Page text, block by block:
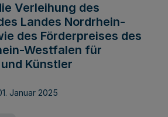
Verleihung des
Landes Nordrhein-
des Förderpreises des
Westfalen für
Künstler
Januar 2025